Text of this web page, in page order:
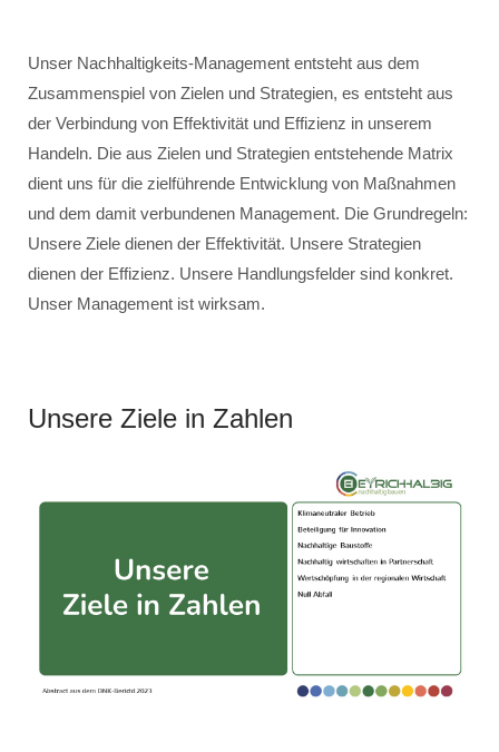
Unser Nachhaltigkeits-Management entsteht aus dem
Zusammenspiel von Zielen und Strategien, es entsteht aus
der Verbindung von Effektivität und Effizienz in unserem
Handeln. Die aus Zielen und Strategien entstehende Matrix
dient uns für die zielführende Entwicklung von Maßnahmen
und dem damit verbundenen Management. Die Grundregeln:
Unsere Ziele dienen der Effektivität. Unsere Strategien
dienen der Effizienz. Unsere Handlungsfelder sind konkret.
Unser Management ist wirksam.
Unsere Ziele in Zahlen